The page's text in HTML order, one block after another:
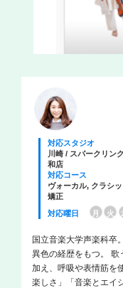
対応スタジオ
川崎 / スパークリン
和店
対応コース
ヴォーカル, クラシ
矯正
対応曜日
月 火
国立音楽大学声楽科卒
異色の経歴をもつ。 歌
加え、呼吸や表情筋を
楽しさ」「音楽とエイ